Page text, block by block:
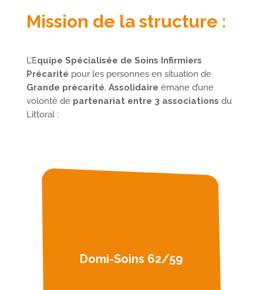
Mission de la structure :
L’Equipe Spécialisée de Soins Infirmiers
Précarité pour les personnes en situation de
Grande précarité, Assolidaire émane d’une
volonté de partenariat entre 3 associations du
Littoral :
Domi-Soins 62/59
U